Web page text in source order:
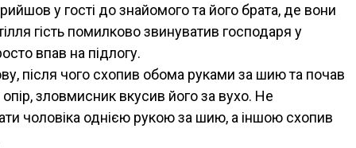
у гості до знайомого та його брата, де вони
гість помилково звинуватив господаря у
впав на підлогу.
після чого схопив обома руками за шию та почав
зловмисник вкусив його за вухо. Не
чоловіка однією рукою за шию, а іншою схопив